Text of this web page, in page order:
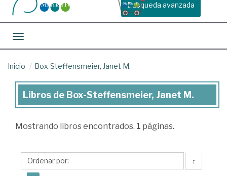
Busqueda avanzada
Toggle navigation
Inicio Box-Steffensmeier, Janet M.
Libros
Box-
Janet
Libros de Box-Steffensmeier, Janet M.
Mostrando libros encontrados. 1 páginas.
↑